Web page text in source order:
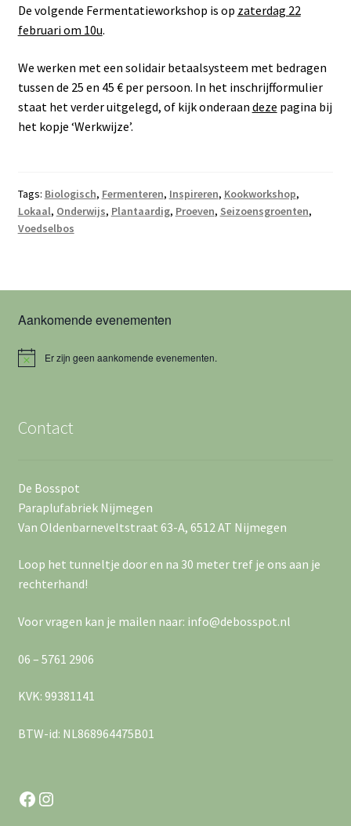
De volgende Fermentatieworkshop is op zaterdag 22
februari om 10u.
We werken met een solidair betaalsysteem met bedragen
tussen de 25 en 45 € per persoon. In het inschrijfformulier
staat het verder uitgelegd, of kijk onderaan deze pagina bij
het kopje ‘Werkwijze’.
Tags: Biologisch, Fermenteren, Inspireren, Kookworkshop,
Lokaal, Onderwijs, Plantaardig, Proeven, Seizoensgroenten,
Voedselbos
Aankomende evenementen
h
Er zijn geen aankomende evenementen.
Contact
De Bosspot
Paraplufabriek Nijmegen
Van Oldenbarneveltstraat 63-A, 6512 AT Nijmegen
Loop het tunneltje door en na 30 meter tref je ons aan je
rechterhand!
Voor vragen kan je mailen naar: info@debosspot.nl
06 – 5761 2906
KVK: 99381141
BTW-id: NL868964475B01
Facebook
Instagram